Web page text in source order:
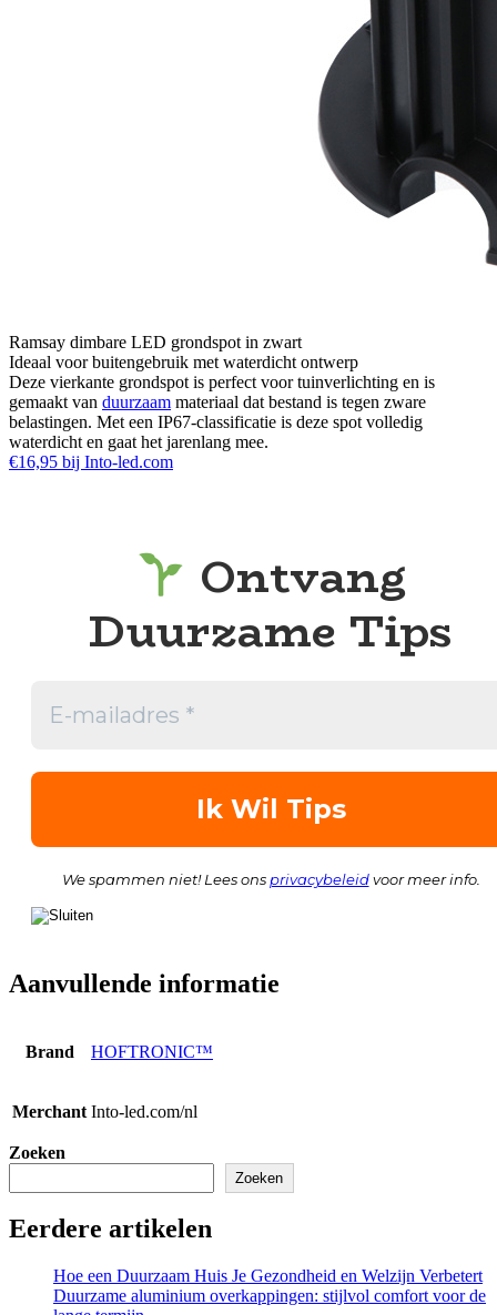
Ramsay dimbare LED grondspot in zwart
Ideaal voor buitengebruik met waterdicht ontwerp
Deze vierkante grondspot is perfect voor tuinverlichting en is
gemaakt van duurzaam materiaal dat bestand is tegen zware
belastingen. Met een IP67-classificatie is deze spot volledig
waterdicht en gaat het jarenlang mee.
€16,95 bij Into-led.com
Ontvang
Duurzame Tips
We spammen niet! Lees ons privacybeleidvoor meer info.
Aanvullende informatie
Brand HOFTRONIC™
Merchant Into-led.com/nl
Zoeken
Zoeken
Eerdere artikelen
Hoe een Duurzaam Huis Je Gezondheid en Welzijn Verbetert
Duurzame aluminium overkappingen: stijlvol comfort voor de